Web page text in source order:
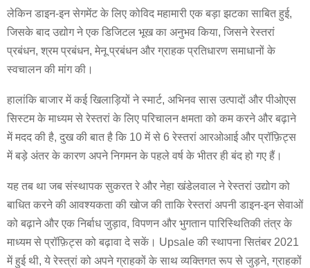
लेकिन डाइन-इन सेगमेंट के लिए कोविद महामारी एक बड़ा झटका साबित हुई,
जिसके बाद उद्योग ने एक डिजिटल भूख का अनुभव किया, जिसने रेस्तरां
प्रबंधन, श्रम प्रबंधन, मेनू प्रबंधन और ग्राहक प्रतिधारण समाधानों के
स्वचालन की मांग की।
हालांकि बाजार में कई खिलाड़ियों ने स्मार्ट, अभिनव सास उत्पादों और पीओएस
सिस्टम के माध्यम से रेस्तरां के लिए परिचालन क्षमता को कम करने और बढ़ाने
में मदद की है, दुख की बात है कि 10 में से 6 रेस्तरां आरओआई और प्रॉफ़िट्स
में बड़े अंतर के कारण अपने निगमन के पहले वर्ष के भीतर ही बंद हो गए हैं।
यह तब था जब संस्थापक सुकरत रे और नेहा खंडेलवाल ने रेस्तरां उद्योग को
बाधित करने की आवश्यकता की खोज की ताकि रेस्तरां अपनी डाइन-इन सेवाओं
को बढ़ाने और एक निर्बाध जुड़ाव, विपणन और भुगतान पारिस्थितिकी तंत्र के
माध्यम से प्रॉफ़िट्स को बढ़ावा दे सकें। Upsale की स्थापना सितंबर 2021
में हुई थी, ये रेस्त्रां को अपने ग्राहकों के साथ व्यक्तिगत रूप से जुड़ने, ग्राहकों